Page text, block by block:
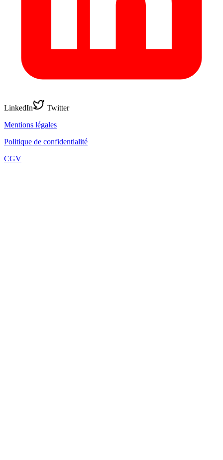
LinkedIn
Twitter
Mentions légales
Politique de confidentialité
CGV